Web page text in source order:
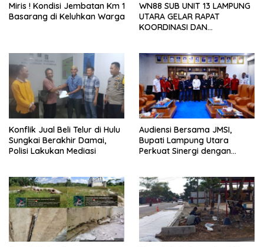
Miris ! Kondisi Jembatan Km 1
Basarang di Keluhkan Warga
WN88 SUB UNIT 13 LAMPUNG
UTARA GELAR RAPAT
KOORDINASI DAN
Konflik Jual Beli Telur di Hulu
Sungkai Berakhir Damai,
Polisi Lakukan Mediasi
Audiensi Bersama JMSI,
Bupati Lampung Utara
Perkuat Sinergi dengan